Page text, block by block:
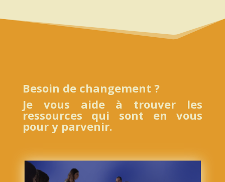
Besoin de changement ?
Je vous aide à trouver les
ressources qui sont en vous
pour y parvenir.